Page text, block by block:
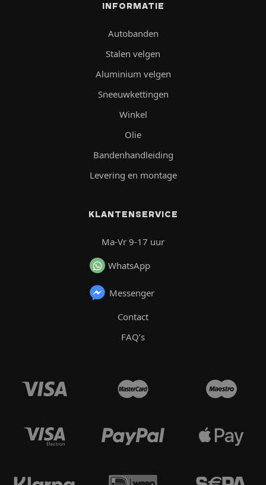
INFORMATIE
Autobanden
Stalen velgen
Aluminium velgen
Sneeuwkettingen
Winkel
Olie
Bandenhandleiding
Levering en montage
KLANTENSERVICE
Ma-Vr 9-17 uur
WhatsApp
Messenger
Contact
FAQ’s